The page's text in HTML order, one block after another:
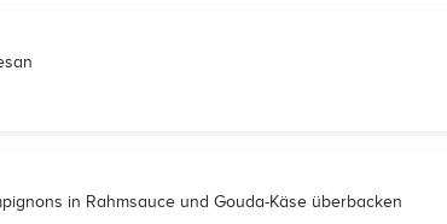
in Rahmsauce und Gouda-Käse überbacken